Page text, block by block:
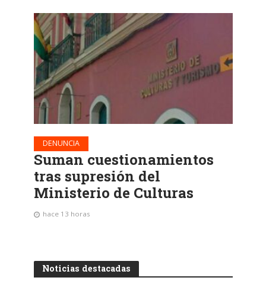
DENUNCIA
Suman cuestionamientos
tras supresión del
Ministerio de Culturas
hace 13 horas
Noticias destacadas